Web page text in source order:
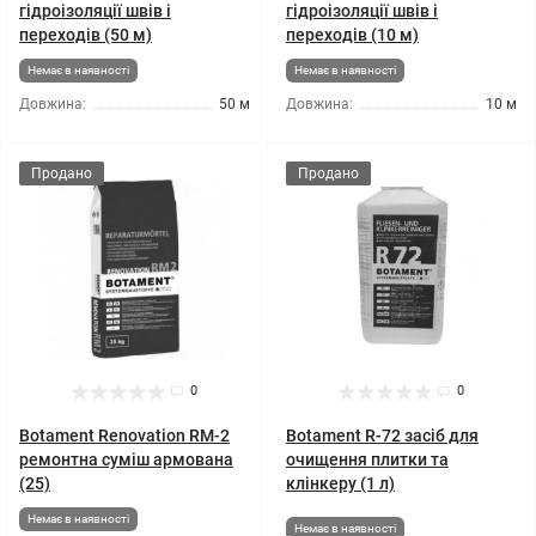
гідроізоляції швів і
переходів (50 м)
Немає в наявності
Довжина: 50 м
гідроізоляції швів і
переходів (10 м)
Немає в наявності
Довжина: 10 м
Продано
0
Botament Renovation RM-2
ремонтна суміш армована
(25)
Немає в наявності
Продано
0
Botament R-72 засіб для
очищення плитки та
клінкеру (1 л)
Немає в наявності